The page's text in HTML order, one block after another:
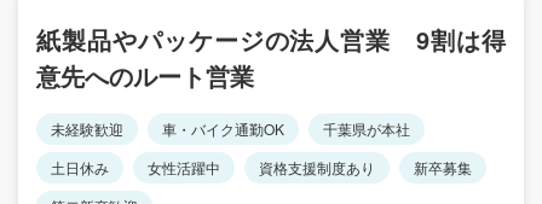
紙製品やパッケージの法人営業 9割は得
意先へのルート営業
未経験歓迎 車・バイク通勤OK
千葉県が本社
土日休み
女性活躍中 資格支援制度あり
新卒募集